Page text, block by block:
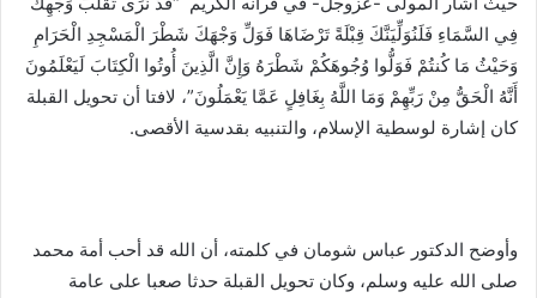
فِي السَّمَاءِ فَلَنُوَلِّيَنَّكَ قِبْلَةً تَرْضَاهَا فَوَلِّ وَجْهَكَ شَطْرَ الْمَسْجِدِ الْحَرَامِ
وَحَيْثُ مَا كُنتُمْ فَوَلُّوا وُجُوهَكُمْ شَطْرَهُ وَإِنَّ الَّذِينَ أُوتُوا الْكِتَابَ لَيَعْلَمُونَ
أَنَّهُ الْحَقُّ مِنْ رَبِّهِمْ وَمَا اللَّهُ بِغَافِلٍ عَمَّا يَعْمَلُونَ”، لافتا أن تحويل القبلة
كان إشارة لوسطية الإسلام، والتنبيه بقدسية الأقصى.
وأوضح الدكتور عباس شومان في كلمته، أن الله قد أحب أمة محمد
صلى الله عليه وسلم، وكان تحويل القبلة حدثا صعبا على عامة